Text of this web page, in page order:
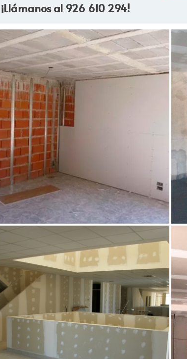
¡Llámanos al 926 610 294!